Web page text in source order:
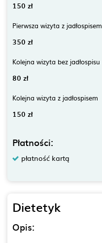
150 zł
Pierwsza wizyta z jadłospisem
350 zł
Kolejna wizyta bez jadłospisu
80 zł
Kolejna wizyta z jadłospisem
150 zł
Płatności:
płatność kartą
Dietetyk
Opis: